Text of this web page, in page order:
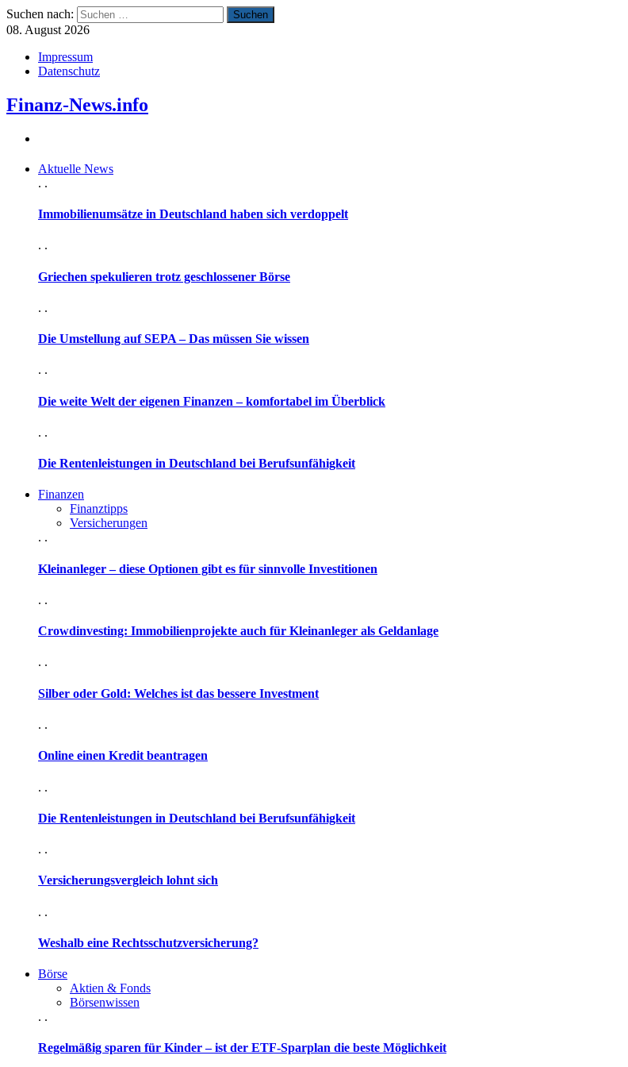
Suchen nach:
08. August 2026
Impressum
Datenschutz
Finanz-News.info
Aktuelle News
. .
Immobilienumsätze in Deutschland haben sich verdoppelt
. .
Griechen spekulieren trotz geschlossener Börse
. .
Die Umstellung auf SEPA – Das müssen Sie wissen
. .
Die weite Welt der eigenen Finanzen – komfortabel im Überblick
. .
Die Rentenleistungen in Deutschland bei Berufsunfähigkeit
Finanzen
Finanztipps
Versicherungen
. .
Kleinanleger – diese Optionen gibt es für sinnvolle Investitionen
. .
Crowdinvesting: Immobilienprojekte auch für Kleinanleger als Geldanlage
. .
Silber oder Gold: Welches ist das bessere Investment
. .
Online einen Kredit beantragen
. .
Die Rentenleistungen in Deutschland bei Berufsunfähigkeit
. .
Versicherungsvergleich lohnt sich
. .
Weshalb eine Rechtsschutzversicherung?
Börse
Aktien & Fonds
Börsenwissen
. .
Regelmäßig sparen für Kinder – ist der ETF-Sparplan die beste Möglichkeit